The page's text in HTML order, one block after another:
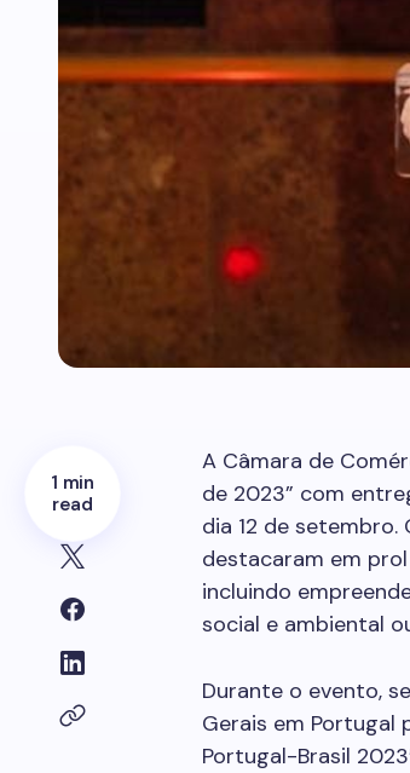
1 min
read
A Câmara de
de 2023” com
dia 12 de
destacaram em
incluindo
social e ambiental
Durante o evento,
Gerais em Portugal
Portugal-Brasil